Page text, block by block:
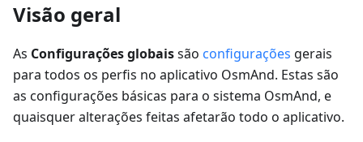
Visão geral
As Configurações globaissão configurações gerais
para todos os perfis no aplicativo OsmAnd. Estas são
as configurações básicas para o sistema OsmAnd, e
quaisquer alterações feitas afetarão todo o aplicativo.